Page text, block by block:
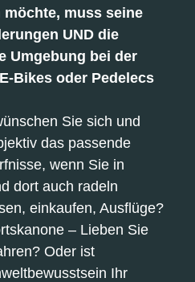
muss seine
UND die
Umgebung bei der
Bikes oder Pedelecs
Sie sich und
das passende
wenn Sie in
dort auch radeln
einkaufen, Ausflüge?
– Lieben Sie
Oder ist
Ihr